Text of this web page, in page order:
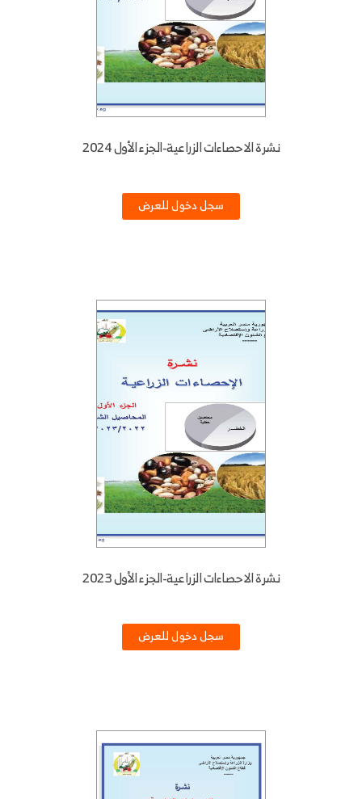
نشرة الاحصاءات الزراعية-الجزء الأول 2024
سجل دخول للعرض
نشرة الاحصاءات الزراعية-الجزء الأول 2023
سجل دخول للعرض